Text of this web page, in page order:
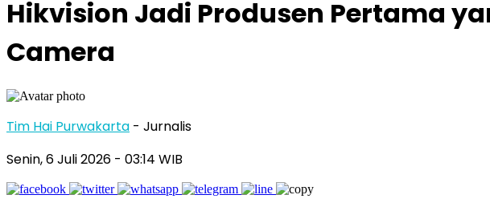
Hikvision Jadi Produsen Pertama
Camera
Tim Hai Purwakarta - Jurnalis
Senin, 6 Juli 2026 - 03:14 WIB